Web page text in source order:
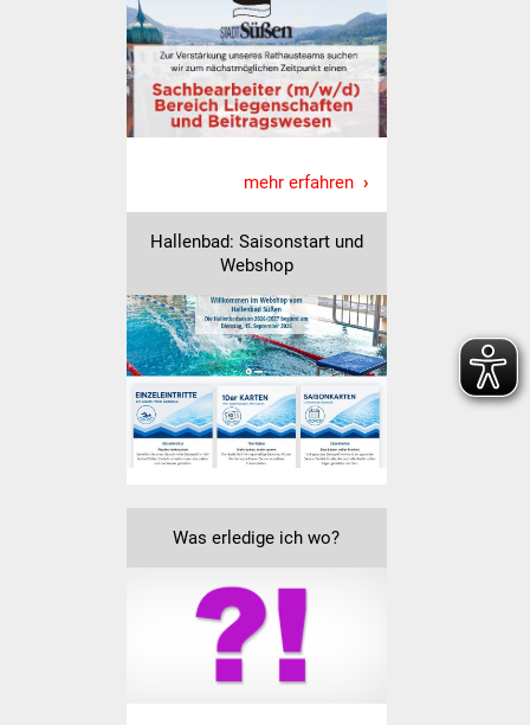
Veranstaltungen
Stadtfest
Ostermarkt
Einrichtungen
Hallenbad
Stadtarchiv
Zehntscheuer
Bürgerhaus
Selbsteintrag Vereine
mehr erfahren
Hallenbad: Saisonstart und
Webshop
Was erledige ich wo?